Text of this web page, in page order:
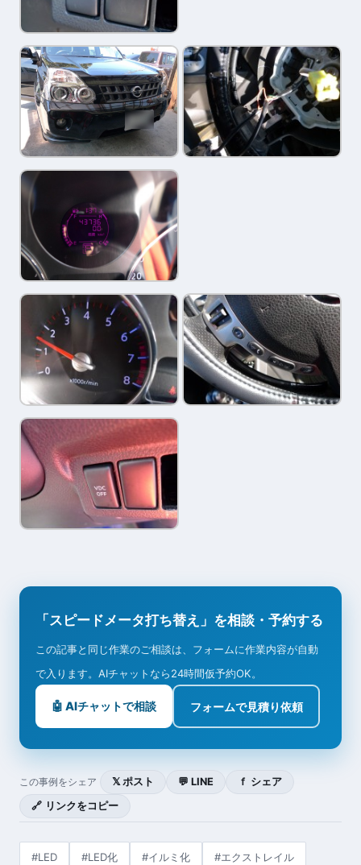
「スピードメータ打ち替え」を相談・予約する
この記事と同じ作業のご相談は、フォームに作業内容が自動
で入ります。AIチャットなら24時間仮予約OK。
🤖 AIチャットで相談 フォームで見積り依頼
この事例をシェア 𝕏 ポスト 💬 LINE
ｆ シェア
🔗 リンクをコピー
#LED #LED化 #イルミ化 #エクストレイル